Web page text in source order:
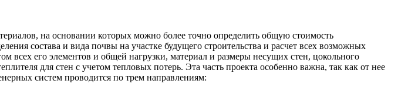
на основании которых можно более точно определить общую стоимость
состава и вида почвы на участке будущего строительства и расчет всех возможных
всех его элементов и общей нагрузки, материал и размеры несущих стен, цокольного
для стен с учетом тепловых потерь. Эта часть проекта особенно важна, так как от нее
систем проводится по трем направлениям: